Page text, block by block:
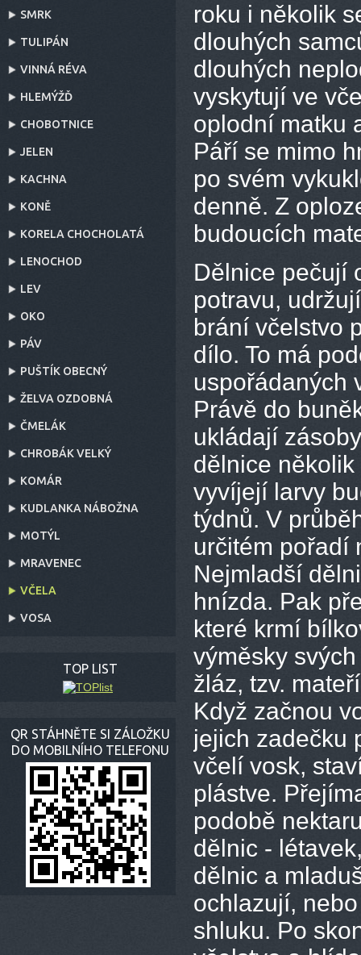
roku i několik
dlouhých
dlouhých
vyskytují ve
oplodní matku
Páří se mimo
po svém
denně. Z
budoucích
Dělnice pečují
potravu,
brání včelstvo
dílo. To má
uspořádaných
Právě do
ukládají
dělnice
vyvíjejí larvy
týdnů. V
určitém pořadí
Nejmladší
hnízda. Pak
které krmí
výměsky
žláz, tzv.
Když začnou
jejich zadečku
včelí vosk,
plástve.
podobě
dělnic -
dělnic a
ochlazují,
shluku. Po
SMRK
TULIPÁN
VINNÁ RÉVA
HLEMÝŽĎ
CHOBOTNICE
JELEN
KACHNA
KONĚ
KORELA CHOCHOLATÁ
LENOCHOD
LEV
OKO
PÁV
PUŠTÍK OBECNÝ
ŽELVA OZDOBNÁ
ČMELÁK
CHROBÁK VELKÝ
KOMÁR
KUDLANKA NÁBOŽNA
MOTÝL
MRAVENEC
VČELA
VOSA
TOP LIST
QR STÁHNĚTE SI ZÁLOŽKU
DO MOBILNÍHO TELEFONU